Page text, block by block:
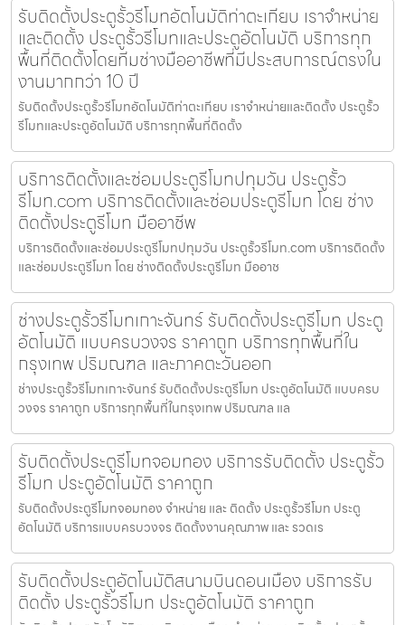
รับติดตั้งประตูรั้วรีโมทอัตโนมัติท่าตะเกียบ เราจำหน่าย
และติดตั้ง ประตูรั้วรีโมทและประตูอัตโนมัติ บริการทุก
พื้นที่ติดตั้งโดยทีมช่างมืออาชีพที่มีประสบการณ์ตรงใน
งานมากกว่า 10 ปี
รับติดตั้งประตูรั้วรีโมทอัตโนมัติท่าตะเกียบ เราจำหน่ายและติดตั้ง ประตูรั้ว
รีโมทและประตูอัตโนมัติ บริการทุกพื้นที่ติดตั้ง
บริการติดตั้งและซ่อมประตูรีโมทปทุมวัน ประตูรั้ว
รีโมท.com บริการติดตั้งและซ่อมประตูรีโมท โดย ช่าง
ติดตั้งประตูรีโมท มืออาชีพ
บริการติดตั้งและซ่อมประตูรีโมทปทุมวัน ประตูรั้วรีโมท.com บริการติดตั้ง
และซ่อมประตูรีโมท โดย ช่างติดตั้งประตูรีโมท มืออาช
ช่างประตูรั้วรีโมทเกาะจันทร์ รับติดตั้งประตูรีโมท ประตู
อัตโนมัติ แบบครบวงจร ราคาถูก บริการทุกพื้นที่ใน
กรุงเทพ ปริมณฑล และภาคตะวันออก
ช่างประตูรั้วรีโมทเกาะจันทร์ รับติดตั้งประตูรีโมท ประตูอัตโนมัติ แบบครบ
วงจร ราคาถูก บริการทุกพื้นที่ในกรุงเทพ ปริมณฑล แล
รับติดตั้งประตูรีโมทจอมทอง บริการรับติดตั้ง ประตูรั้ว
รีโมท ประตูอัตโนมัติ ราคาถูก
รับติดตั้งประตูรีโมทจอมทอง จำหน่าย และ ติดตั้ง ประตูรั้วรีโมท ประตู
อัตโนมัติ บริการแบบครบวงจร ติดตั้งงานคุณภาพ และ รวดเร
รับติดตั้งประตูอัตโนมัติสนามบินดอนเมือง บริการรับ
ติดตั้ง ประตูรั้วรีโมท ประตูอัตโนมัติ ราคาถูก